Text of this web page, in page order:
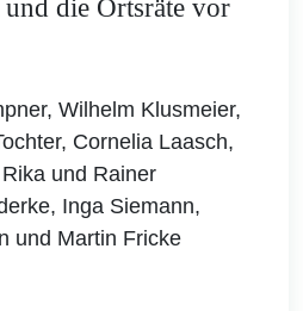
die Ortsräte vor
Wilhelm Klusmeier,
Cornelia Laasch,
und Rainer
Inga Siemann,
und Martin Fricke